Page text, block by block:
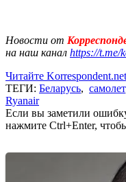
Новости от
на наш канал https://t.me/
Читайте
ТЕГИ: Беларусь, самолет
Ryanair
Если вы заметили
нажмите Ctrl+Enter,